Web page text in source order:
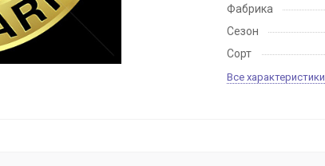
Фабрика
Сезон
Сорт
Все характеристики